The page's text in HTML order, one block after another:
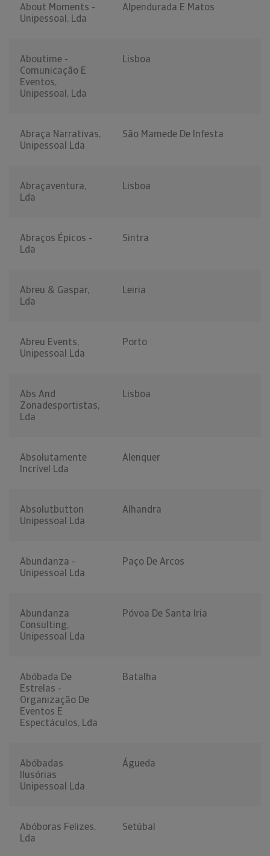
About Moments -
Unipessoal, Lda
Alpendurada E Matos
Aboutime -
Comunicação E
Eventos,
Unipessoal, Lda
Lisboa
Abraça Narrativas,
Unipessoal Lda
São Mamede De Infesta
Abraçaventura,
Lda
Lisboa
Abraços Épicos -
Lda
Sintra
Abreu & Gaspar,
Lda
Leiria
Abreu Events,
Unipessoal Lda
Porto
Abs And
Zonadesportistas,
Lda
Lisboa
Absolutamente
Incrível Lda
Alenquer
Absolutbutton
Unipessoal Lda
Alhandra
Abundanza -
Unipessoal Lda
Paço De Arcos
Abundanza
Consulting,
Unipessoal Lda
Póvoa De Santa Iria
Abóbada De
Estrelas -
Organização De
Eventos E
Espectáculos, Lda
Batalha
Abóbadas
Ilusórias
Unipessoal Lda
Águeda
Abóboras Felizes,
Lda
Setúbal